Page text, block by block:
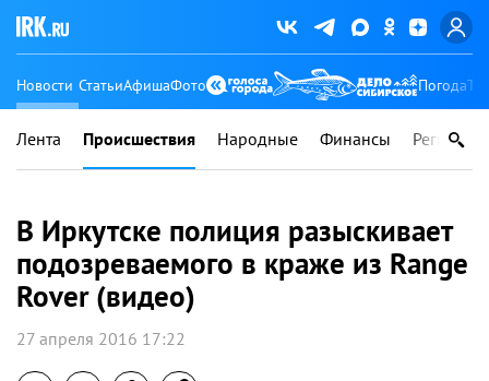
Новости СтатьиАфишаФото Погода
Лента Происшествия Народные Финансы Регионы
В Иркутске полиция разыскивает
подозреваемого в краже из Range
Rover (видео)
27 апреля 2016 17:22